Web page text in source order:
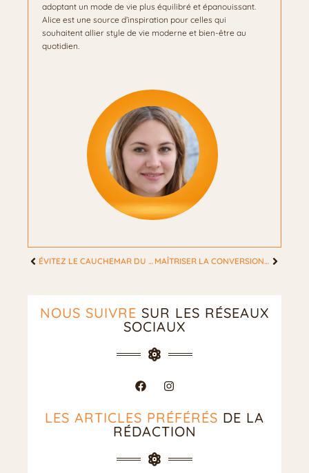
adoptant un mode de vie plus équilibré et épanouissant.
Alice est une source d’inspiration pour celles qui
souhaitent allier style de vie moderne et bien-être au
quotidien.
ÉVITEZ LE CAUCHEMAR DU PANTALON QUI DESCEND : ASTUCES PRATIQUES ET EFFICACES MAÎTRISER LA CONVERSION DES NOTES SUR 100 EN 20 : ASTUCES INCONTOURNABLES POUR FEMMES
NOUS SUIVRE SUR LES RÉSEAUX
SOCIAUX
LES ARTICLES PRÉFÉRÉS DE LA
RÉDACTION